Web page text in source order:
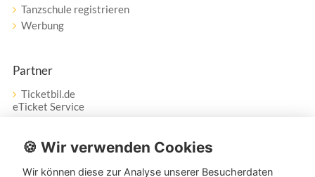
Tanzschule registrieren
Werbung
Partner
Ticketbil.de
eTicket Service
Vertrag widerrufen
🍪 Wir verwenden Cookies
Wir können diese zur Analyse unserer Besucherdaten